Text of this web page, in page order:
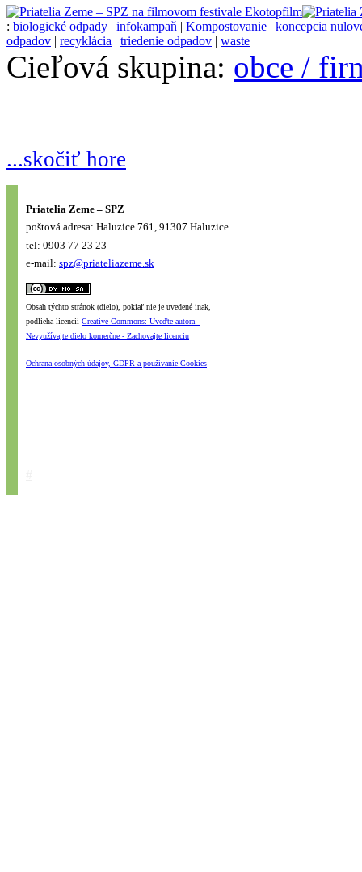
: biologické odpady | infokampaň | Kompostovanie | koncepcia
odpadov | recyklácia | triedenie odpadov | waste
Cieľová skupina: obce /
...skočiť hore
Priatelia Zeme – SPZ
poštová adresa: Haluzice 761, 91307 Haluzice
tel: 0903 77 23 23
e-mail: spz@priateliazeme.sk
Obsah týchto stránok (dielo), pokiaľ nie je uvedené inak,
podlieha licencii Creative Commons: Uveďte autora -
Nevyužívajte dielo komerčne - Zachovajte licenciu
Ochrana osobných údajov, GDPR a používanie Cookies